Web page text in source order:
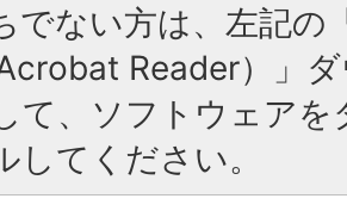
でない方は、左記の
Reader）」
て、ソフトウェア
してください。